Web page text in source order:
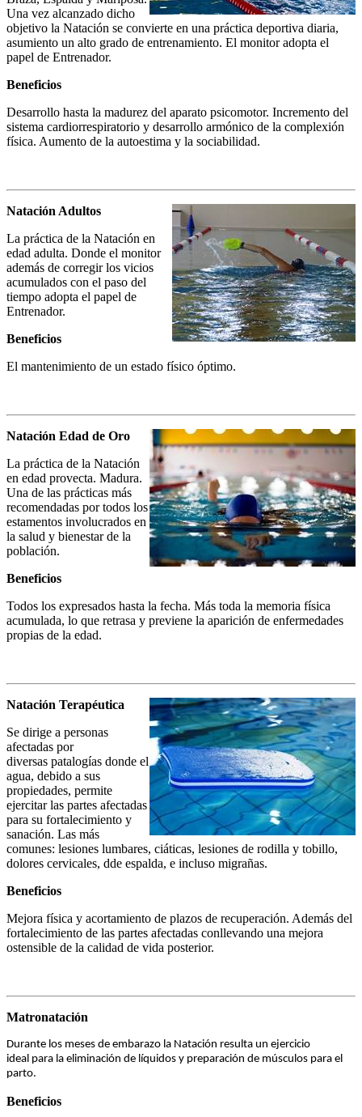
Una vez alcanzado dicho
objetivo la Natación se convierte en una práctica deportiva diaria,
asumiento un alto grado de entrenamiento. El monitor adopta el
papel de Entrenador.
Beneficios
Desarrollo hasta la madurez del aparato psicomotor. Incremento del
sistema cardiorrespiratorio y desarrollo armónico de la complexión
física. Aumento de la autoestima y la sociabilidad.
Natación Adultos
La práctica de la Natación en
edad adulta. Donde el monitor
además de corregir los vicios
acumulados con el paso del
tiempo adopta el papel de
Entrenador.
Beneficios
El mantenimiento de un estado físico óptimo.
Natación Edad de Oro
La práctica de la Natación
en edad provecta. Madura.
Una de las prácticas más
recomendadas por todos los
estamentos involucrados en
la salud y bienestar de la
población.
Beneficios
Todos los expresados hasta la fecha. Más toda la memoria física
acumulada, lo que retrasa y previene la aparición de enfermedades
propias de la edad.
Natación Terapéutica
Se dirige a personas
afectadas por
diversas patalogías donde el
agua, debido a sus
propiedades, permite
ejercitar las partes afectadas
para su fortalecimiento y
sanación. Las más
comunes: lesiones lumbares, ciáticas, lesiones de rodilla y tobillo,
dolores cervicales, dde espalda, e incluso migrañas.
Beneficios
Mejora física y acortamiento de plazos de recuperación. Además del
fortalecimiento de las partes afectadas conllevando una mejora
ostensible de la calidad de vida posterior.
Matronatación
Durante los meses de embarazo la Natación resulta un ejercicio
ideal para la eliminación de líquidos y preparación de músculos para el
parto.
Beneficios